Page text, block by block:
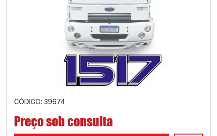
CÓDIGO: 39674
Preço sob consulta